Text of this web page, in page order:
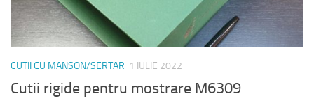
CUTII CU MANSON/SERTAR 1 IULIE 2022
Cutii rigide pentru mostrare M6309